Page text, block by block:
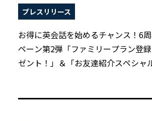
プレスリリース
お得に英会話を始めるチャンス！6
ペーン第2弾「ファミリープラン登
ゼント！」＆「お友達紹介スペシャ